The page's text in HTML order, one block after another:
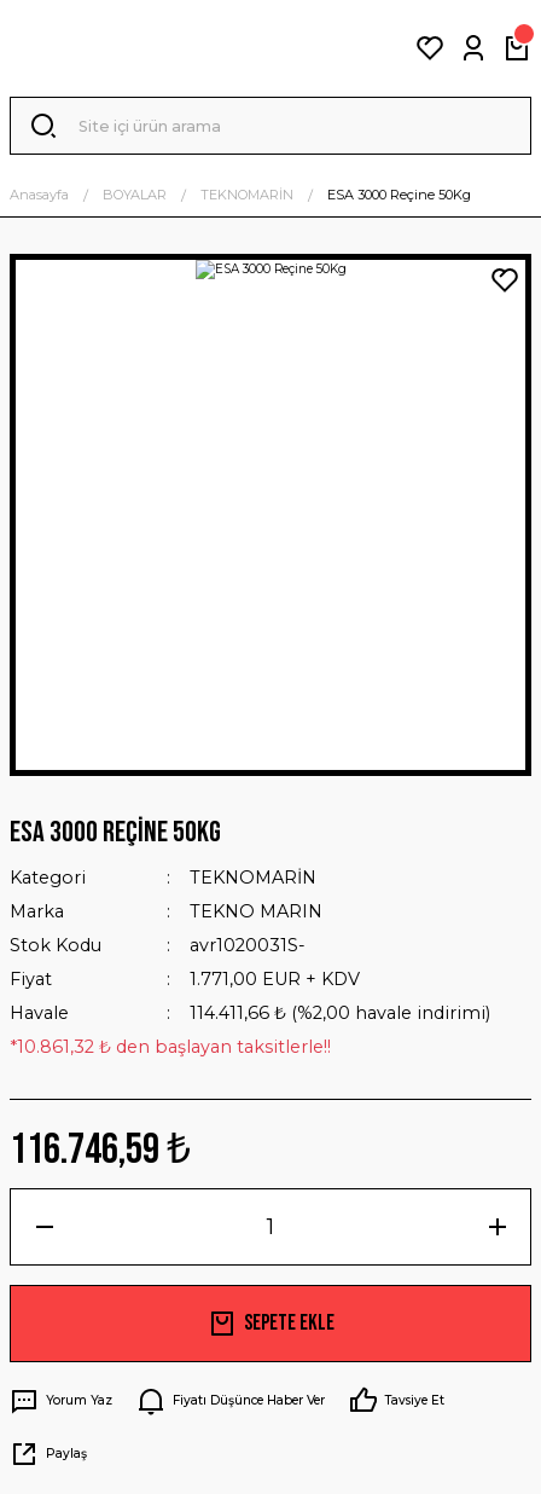
Anasayfa BOYALAR TEKNOMARİN ESA 3000 Reçine 50Kg
ESA 3000 Reçine 50Kg
Kategori
TEKNOMARİN
Marka
TEKNO MARIN
Stok Kodu
avr1020031S-
Fiyat
1.771,00 EUR + KDV
Havale
114.411,66 ₺ (%2,00 havale indirimi)
*10.861,32 ₺ den başlayan taksitlerle!!
116.746,59 ₺
Sepete Ekle
Yorum Yaz Fiyatı Düşünce Haber Ver Tavsiye Et
Paylaş